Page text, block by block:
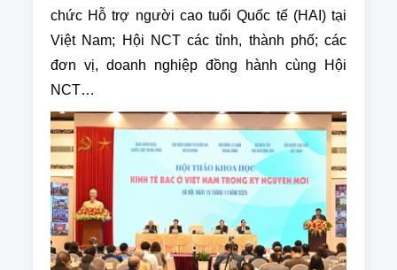
chức Hỗ trợ người cao tuổi Quốc tế (HAI) tại
Việt Nam; Hội NCT các tỉnh, thành phố; các
đơn vị, doanh nghiệp đồng hành cùng Hội
NCT…